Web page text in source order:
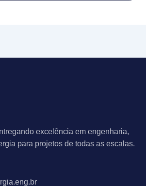
excelência em engenharia,
para projetos de todas as escalas.